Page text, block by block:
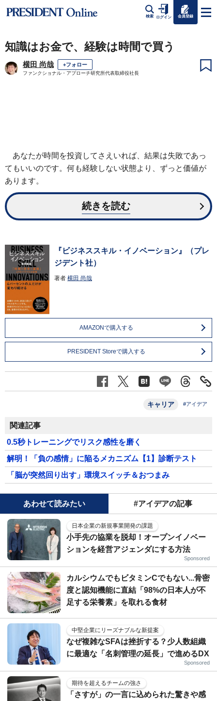
検索 ログイン 会員登録
知識はお金で、経験は時間で買う
横田 尚哉 +フォロー
ファンクショナル・アプローチ研究所代表取締役社長
あなたが時間を投資してさえいれば、結果は失敗であっ
てもいいのです。何も経験しない状態より、ずっと価値が
あります。
続きを読む
『ビジネススキル・イノベーション』（プレ
ジデント社）
著者 横田 尚哉
AMAZONで購入する
PRESIDENT Storeで購入する
キャリア #アイデア
関連記事
0.5秒トレーニングでリスク感性を磨く
解明！「負の感情」に陥るメカニズム【1】診断テスト
「脳が突然回り出す」環境スイッチ＆おつまみ
あわせて読みたい #アイデアの記事
日本企業の新規事業開発の課題
小手先の協業を脱却！オープンイノベー
ションを経営アジェンダにする方法
Sponsored
カルシウムでもビタミンCでもない...骨密
度と認知機能に直結「98%の日本人が不
足する栄養素」を取れる食材
中堅企業にリーズナブルな新提案
なぜ複雑なSFAは挫折する？少人数組織
に最適な「名刺管理の延長」で進めるDX
Sponsored
期待を超えるチームの強さ
「さすが」の一言に込められた驚きや感